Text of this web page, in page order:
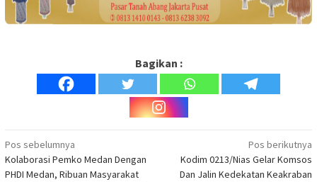
Bagikan :
Navigasi
pos
Pos sebelumnya
Kolaborasi Pemko Medan Dengan
PHDI Medan, Ribuan Masyarakat
Pos berikutnya
Kodim 0213/Nias Gelar Komsos
Dan Jalin Kedekatan Keakraban